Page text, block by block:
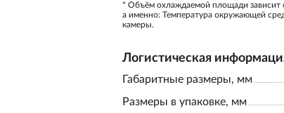
* Объём охлаждаемой площади зависит
а именно: Температура окружающей
камеры.
Логистическая
Габаритные размеры, мм
Размеры в упаковке, мм